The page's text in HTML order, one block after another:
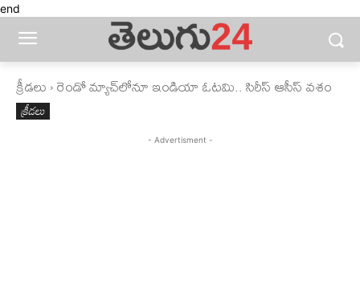
end
క్రీడలు రెండో మ్యాచ్‌లోనూ ఇండియా ఓటమి.. సిరీస్‌ ఆసీస్‌ వశం
క్రీడలు
- Advertisment -